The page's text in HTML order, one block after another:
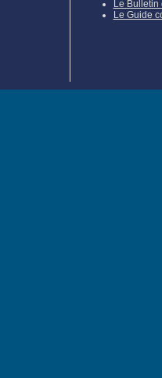
Le Bulletin
Le Guide